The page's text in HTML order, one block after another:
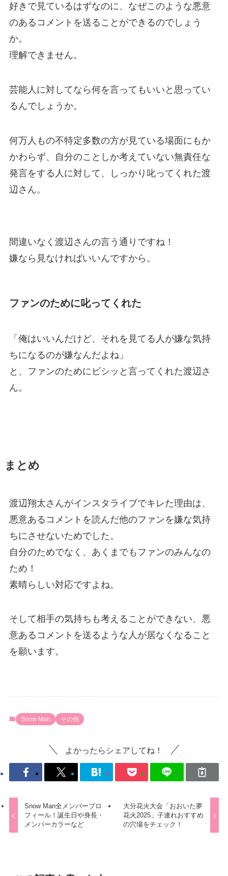
好きで見ているはずなのに、なぜこのような悪意
のあるコメントを送ることができるのでしょう
か。
理解できません。
芸能人に対してなら何を言ってもいいと思ってい
るんでしょうか。
何万人もの不特定多数の方が見ている場面にもか
かわらず、自分のことしか考えていない無責任な
発言をする人に対して、しっかり叱ってくれた渡
辺さん。
間違いなく渡辺さんの言う通りですね！
嫌なら見なければいいんですから。
ファンのために叱ってくれた
「俺はいいんだけど、それを見てる人が嫌な気持
ちになるのが嫌なんだよね」
と、ファンのためにビシッと言ってくれた渡辺さ
ん。
まとめ
渡辺翔太さんがインスタライブでキレた理由は、
悪意あるコメントを読んだ他のファンを嫌な気持
ちにさせないためでした。
自分のためでなく、あくまでもファンのみんなの
ため！
素晴らしい対応ですよね。
そして相手の気持ちも考えることができない、悪
意あるコメントを送るような人が居なくなること
を願います。
Snow Man その他
よかったらシェアしてね！
Snow Man全メンバープロ
フィール！誕生日や身長・
メンバーカラーなど
大分花火大会「おおいた夢
花火2025」子連れおすすめ
の穴場をチェック！